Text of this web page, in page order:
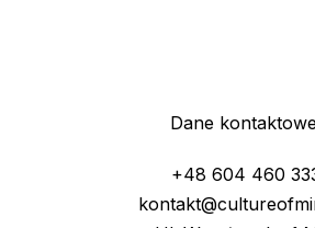
Dane
+48 604 460